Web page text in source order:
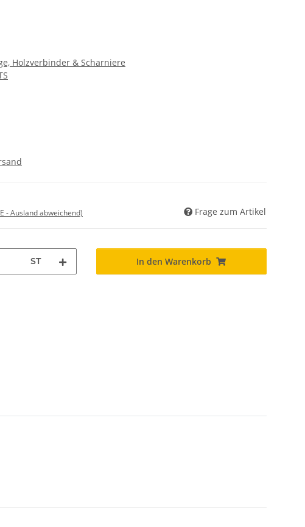
Holzverbinder & Scharniere
- Ausland abweichend) Frage zum Artikel
ST In den Warenkorb